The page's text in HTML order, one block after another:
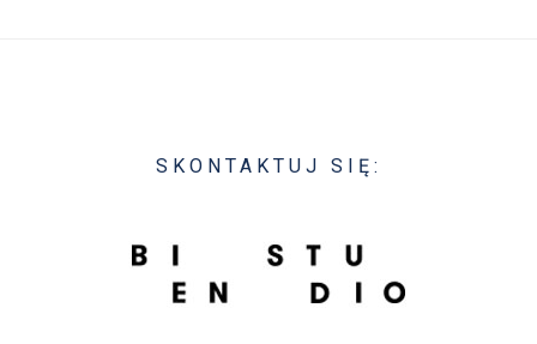
SKONTAKTUJ SIĘ: